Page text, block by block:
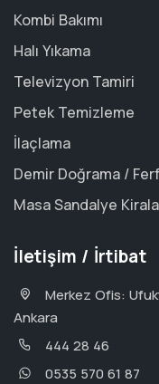
Kombi Bakımı
Halı Yıkama
Televizyon Tamiri
Petek Temizleme
İlaçlama
Demir Doğrama /
Masa Sandalye
İletişim / İrtibat
Merkez Ofis:
Ankara
444 28 46
0535 570 61 87